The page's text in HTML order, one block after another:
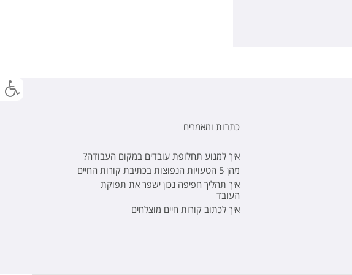
כתבות ומאמרים
איך למנוע תחלופת עובדים במקום העבודה?
מהן 5 הטעויות הנפוצות בכתיבת קורות החיים
איך תהליך חפיפה נכון ישפר את תפוקת
העובד
איך לכתוב קורות חיים מוצלחים